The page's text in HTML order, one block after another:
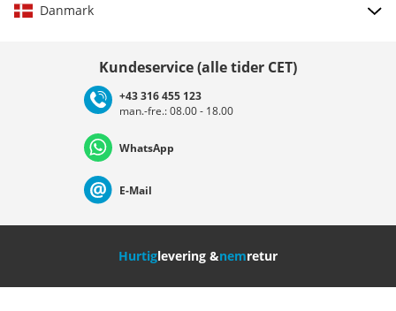
Danmark
Deutschland Österreich
Nederland Italia (Italiano) Italien (Deutsch)
Kundeservice (alle tider CET)
+43 316 455 123
man.-fre.: 08.00 - 18.00
WhatsApp
E-Mail
Hurtiglevering &nemretur